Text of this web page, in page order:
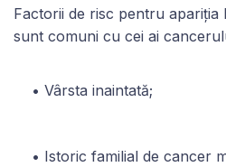
Factorii de risc pentru apariția
sunt comuni cu cei ai
Vârsta inaintată;
Istoric familial de cancer